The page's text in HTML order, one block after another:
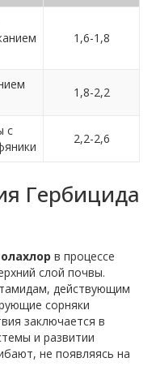
1,6-1,8
1,8-2,2
с
2,2-2,6
Гербицида
в процессе
слой почвы.
действующим
сорняки
заключается в
и развитии
не появляясь на